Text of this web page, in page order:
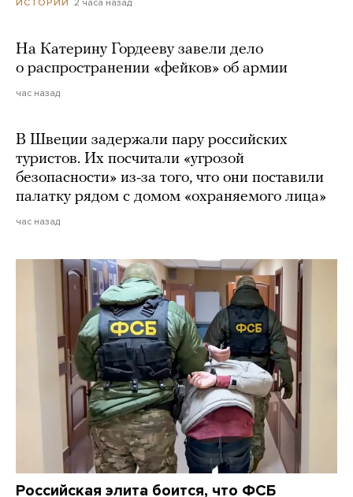
ИСТОРИИ 2 часа назад
На Катерину Гордееву завели дело
о распространении «фейков» об армии
час назад
В Швеции задержали пару российских
туристов. Их посчитали «угрозой
безопасности» из-за того, что они поставили
палатку рядом с домом «охраняемого лица»
час назад
Российская элита боится, что ФСБ